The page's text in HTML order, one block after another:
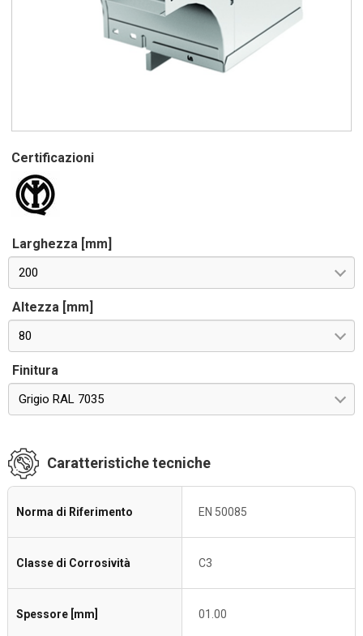
Certificazioni
Larghezza [mm]
200
Altezza [mm]
80
Finitura
Grigio RAL 7035
Caratteristiche tecniche
Norma di Riferimento EN 50085
Classe di Corrosività C3
Spessore [mm] 01.00